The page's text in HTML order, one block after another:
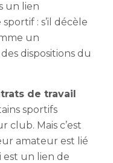
un lien
: s’il décèle
un
dispositions du
de travail
sportifs
club. Mais c’est
amateur est lié
est un lien de